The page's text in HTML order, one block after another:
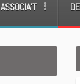
ASSOCIA’T